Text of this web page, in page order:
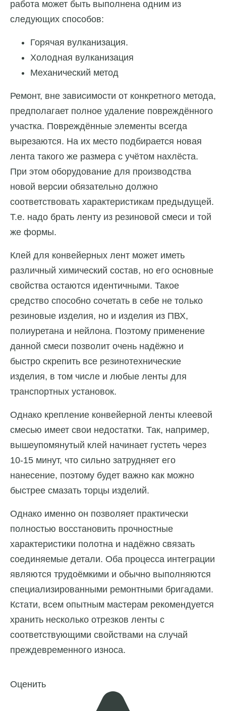
работа может быть выполнена одним из
следующих способов:
Горячая вулканизация.
Холодная вулканизация
Механический метод
Ремонт, вне зависимости от конкретного метода,
предполагает полное удаление повреждённого
участка. Повреждённые элементы всегда
вырезаются. На их место подбирается новая
лента такого же размера с учётом нахлёста.
При этом оборудование для производства
новой версии обязательно должно
соответствовать характеристикам предыдущей.
Т.е. надо брать ленту из резиновой смеси и той
же формы.
Клей для конвейерных лент может иметь
различный химический состав, но его основные
свойства остаются идентичными. Такое
средство способно сочетать в себе не только
резиновые изделия, но и изделия из ПВХ,
полиуретана и нейлона. Поэтому применение
данной смеси позволит очень надёжно и
быстро скрепить все резинотехнические
изделия, в том числе и любые ленты для
транспортных установок.
Однако крепление конвейерной ленты клеевой
смесью имеет свои недостатки. Так, например,
вышеупомянутый клей начинает густеть через
10-15 минут, что сильно затрудняет его
нанесение, поэтому будет важно как можно
быстрее смазать торцы изделий.
Однако именно он позволяет практически
полностью восстановить прочностные
характеристики полотна и надёжно связать
соединяемые детали. Оба процесса интеграции
являются трудоёмкими и обычно выполняются
специализированными ремонтными бригадами.
Кстати, всем опытным мастерам рекомендуется
хранить несколько отрезков ленты с
соответствующими свойствами на случай
преждевременного износа.
Оценить